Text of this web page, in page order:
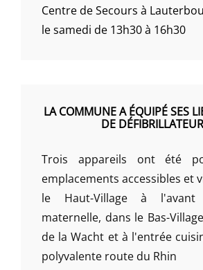
Centre de Secours à
le samedi de 13h30 à 16h30
LA COMMUNE A ÉQUIPÉ SES
DE
Trois appareils ont été
emplacements accessibles et
le Haut-Village à
maternelle, dans le Bas-
de la Wacht et à l'entrée
polyvalente route du Rhin